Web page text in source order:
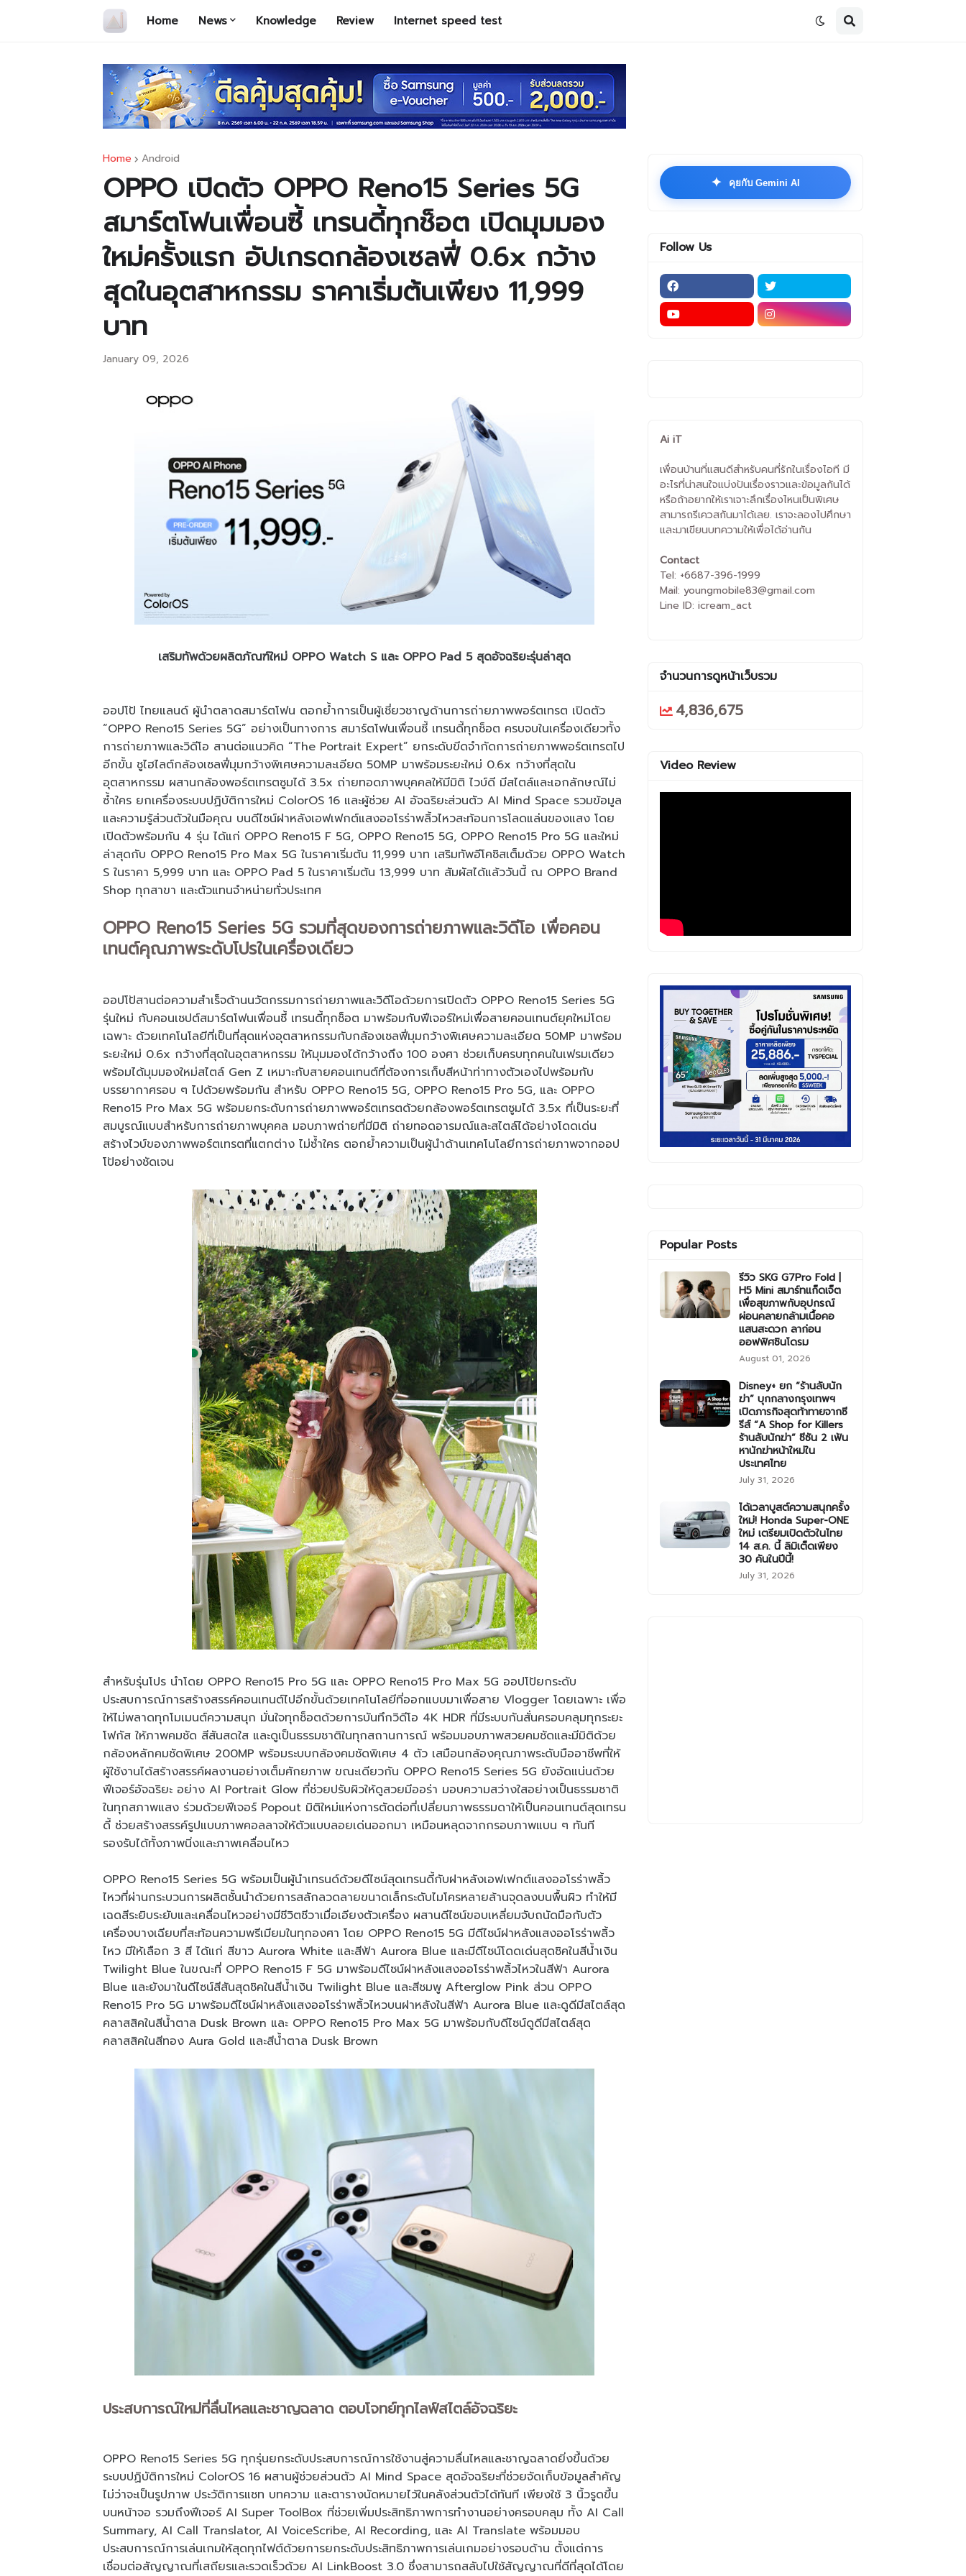
Home News Knowledge Review Internet speed test
Home Android
OPPO เปิดตัว OPPO Reno15 Series 5G
สมาร์ตโฟนเพื่อนซี้ เทรนดี้ทุกช็อต เปิดมุมมอง
ใหม่ครั้งแรก อัปเกรดกล้องเซลฟี่ 0.6x กว้าง
สุดในอุตสาหกรรม ราคาเริ่มต้นเพียง 11,999
บาท
January 09, 2026
เสริมทัพด้วยผลิตภัณฑ์ใหม่ OPPO Watch S และ OPPO Pad 5 สุดอัจฉริยะรุ่นล่าสุด
ออปโป้ ไทยแลนด์ ผู้นำตลาดสมาร์ตโฟน ตอกย้ำการเป็นผู้เชี่ยวชาญด้านการถ่ายภาพพอร์ตเทรต เปิดตัว
“OPPO Reno15 Series 5G” อย่างเป็นทางการ สมาร์ตโฟนเพื่อนซี้ เทรนดี้ทุกช็อต ครบจบในเครื่องเดียวทั้ง
การถ่ายภาพและวิดีโอ สานต่อแนวคิด “The Portrait Expert” ยกระดับขีดจำกัดการถ่ายภาพพอร์ตเทรตไป
อีกขั้น ชูไฮไลต์กล้องเซลฟี่มุมกว้างพิเศษความละเอียด 50MP มาพร้อมระยะใหม่ 0.6x กว้างที่สุดใน
อุตสาหกรรม ผสานกล้องพอร์ตเทรตซูมได้ 3.5x ถ่ายทอดภาพบุคคลให้มีมิติ ไวบ์ดี มีสไตล์และเอกลักษณ์ไม่
ซ้ำใคร ยกเครื่องระบบปฏิบัติการใหม่ ColorOS 16 และผู้ช่วย AI อัจฉริยะส่วนตัว AI Mind Space รวมข้อมูล
และความรู้ส่วนตัวในมือคุณ บนดีไซน์ฝาหลังเอฟเฟกต์แสงออโรร่าพลิ้วไหวสะท้อนการโลดแล่นของแสง โดย
เปิดตัวพร้อมกัน 4 รุ่น ได้แก่ OPPO Reno15 F 5G, OPPO Reno15 5G, OPPO Reno15 Pro 5G และใหม่
ล่าสุดกับ OPPO Reno15 Pro Max 5G ในราคาเริ่มต้น 11,999 บาท เสริมทัพอีโคซิสเต็มด้วย OPPO Watch
S ในราคา 5,999 บาท และ OPPO Pad 5 ในราคาเริ่มต้น 13,999 บาท สัมผัสได้แล้ววันนี้ ณ OPPO Brand
Shop ทุกสาขา และตัวแทนจำหน่ายทั่วประเทศ
OPPO Reno15 Series 5G รวมที่สุดของการถ่ายภาพและวิดีโอ เพื่อคอน
เทนต์คุณภาพระดับโปรในเครื่องเดียว
ออปโป้สานต่อความสำเร็จด้านนวัตกรรมการถ่ายภาพและวิดีโอด้วยการเปิดตัว OPPO Reno15 Series 5G
รุ่นใหม่ กับคอนเซปต์สมาร์ตโฟนเพื่อนซี้ เทรนดี้ทุกช็อต มาพร้อมกับฟีเจอร์ใหม่เพื่อสายคอนเทนต์ยุคใหม่โดย
เฉพาะ ด้วยเทคโนโลยีที่เป็นที่สุดแห่งอุตสาหกรรมกับกล้องเซลฟี่มุมกว้างพิเศษความละเอียด 50MP มาพร้อม
ระยะใหม่ 0.6x กว้างที่สุดในอุตสาหกรรม ให้มุมมองได้กว้างถึง 100 องศา ช่วยเก็บครบทุกคนในเฟรมเดียว
พร้อมได้มุมมองใหม่สไตล์ Gen Z เหมาะกับสายคอนเทนต์ที่ต้องการเก็บสีหน้าท่าทางตัวเองไปพร้อมกับ
บรรยากาศรอบ ๆ ไปด้วยพร้อมกัน สำหรับ OPPO Reno15 5G, OPPO Reno15 Pro 5G, และ OPPO
Reno15 Pro Max 5G พร้อมยกระดับการถ่ายภาพพอร์ตเทรตด้วยกล้องพอร์ตเทรตซูมได้ 3.5x ที่เป็นระยะที่
สมบูรณ์แบบสำหรับการถ่ายภาพบุคคล มอบภาพถ่ายที่มีมิติ ถ่ายทอดอารมณ์และสไตล์ได้อย่างโดดเด่น
สร้างไวบ์ของภาพพอร์ตเทรตที่แตกต่าง ไม่ซ้ำใคร ตอกย้ำความเป็นผู้นำด้านเทคโนโลยีการถ่ายภาพจากออป
โป้อย่างชัดเจน
สำหรับรุ่นโปร นำโดย OPPO Reno15 Pro 5G และ OPPO Reno15 Pro Max 5G ออปโป้ยกระดับ
ประสบการณ์การสร้างสรรค์คอนเทนต์ไปอีกขั้นด้วยเทคโนโลยีที่ออกแบบมาเพื่อสาย Vlogger โดยเฉพาะ เพื่อ
ให้ไม่พลาดทุกโมเมนต์ความสนุก มั่นใจทุกช็อตด้วยการบันทึกวิดีโอ 4K HDR ที่มีระบบกันสั่นครอบคลุมทุกระยะ
โฟกัส ให้ภาพคมชัด สีสันสดใส และดูเป็นธรรมชาติในทุกสถานการณ์ พร้อมมอบภาพสวยคมชัดและมีมิติด้วย
กล้องหลักคมชัดพิเศษ 200MP พร้อมระบบกล้องคมชัดพิเศษ 4 ตัว เสมือนกล้องคุณภาพระดับมืออาชีพที่ให้
ผู้ใช้งานได้สร้างสรรค์ผลงานอย่างเต็มศักยภาพ ขณะเดียวกัน OPPO Reno15 Series 5G ยังอัดแน่นด้วย
ฟีเจอร์อัจฉริยะ อย่าง AI Portrait Glow ที่ช่วยปรับผิวให้ดูสวยมีออร่า มอบความสว่างใสอย่างเป็นธรรมชาติ
ในทุกสภาพแสง ร่วมด้วยฟีเจอร์ Popout มิติใหม่แห่งการตัดต่อที่เปลี่ยนภาพธรรมดาให้เป็นคอนเทนต์สุดเทรน
ดี้ ช่วยสร้างสรรค์รูปแบบภาพคอลลาจให้ตัวแบบลอยเด่นออกมา เหมือนหลุดจากกรอบภาพแบน ๆ ทันที
รองรับได้ทั้งภาพนิ่งและภาพเคลื่อนไหว
OPPO Reno15 Series 5G พร้อมเป็นผู้นำเทรนด์ด้วยดีไซน์สุดเทรนดี้กับฝาหลังเอฟเฟกต์แสงออโรร่าพลิ้ว
ไหวที่ผ่านกระบวนการผลิตชั้นนำด้วยการสลักลวดลายขนาดเล็กระดับไมโครหลายล้านจุดลงบนพื้นผิว ทำให้มี
เฉดสีระยิบระยับและเคลื่อนไหวอย่างมีชีวิตชีวาเมื่อเอียงตัวเครื่อง ผสานดีไซน์ขอบเหลี่ยมจับถนัดมือกับตัว
เครื่องบางเฉียบที่สะท้อนความพรีเมียมในทุกองศา โดย OPPO Reno15 5G มีดีไซน์ฝาหลังแสงออโรร่าพลิ้ว
ไหว มีให้เลือก 3 สี ได้แก่ สีขาว Aurora White และสีฟ้า Aurora Blue และมีดีไซน์โดดเด่นสุดชิคในสีน้ำเงิน
Twilight Blue ในขณะที่ OPPO Reno15 F 5G มาพร้อมดีไซน์ฝาหลังแสงออโรร่าพลิ้วไหวในสีฟ้า Aurora
Blue และยังมาในดีไซน์สีสันสุดชิคในสีน้ำเงิน Twilight Blue และสีชมพู Afterglow Pink ส่วน OPPO
Reno15 Pro 5G มาพร้อมดีไซน์ฝาหลังแสงออโรร่าพลิ้วไหวบนฝาหลังในสีฟ้า Aurora Blue และดูดีมีสไตล์สุด
คลาสสิคในสีน้ำตาล Dusk Brown และ OPPO Reno15 Pro Max 5G มาพร้อมกับดีไซน์ดูดีมีสไตล์สุด
คลาสสิคในสีทอง Aura Gold และสีน้ำตาล Dusk Brown
ประสบการณ์ใหม่ที่ลื่นไหลและชาญฉลาด ตอบโจทย์ทุกไลฟ์สไตล์อัจฉริยะ
OPPO Reno15 Series 5G ทุกรุ่นยกระดับประสบการณ์การใช้งานสู่ความลื่นไหลและชาญฉลาดยิ่งขึ้นด้วย
ระบบปฏิบัติการใหม่ ColorOS 16 ผสานผู้ช่วยส่วนตัว AI Mind Space สุดอัจฉริยะที่ช่วยจัดเก็บข้อมูลสำคัญ
ไม่ว่าจะเป็นรูปภาพ ประวัติการแชท บทความ และตารางนัดหมายไว้ในคลังส่วนตัวได้ทันที เพียงใช้ 3 นิ้วรูดขึ้น
บนหน้าจอ รวมถึงฟีเจอร์ AI Super ToolBox ที่ช่วยเพิ่มประสิทธิภาพการทำงานอย่างครอบคลุม ทั้ง AI Call
Summary, AI Call Translator, AI VoiceScribe, AI Recording, และ AI Translate พร้อมมอบ
ประสบการณ์การเล่นเกมให้สุดทุกไฟต์ด้วยการยกระดับประสิทธิภาพการเล่นเกมอย่างรอบด้าน ตั้งแต่การ
เชื่อมต่อสัญญาณที่เสถียรและรวดเร็วด้วย AI LinkBoost 3.0 ซึ่งสามารถสลับไปใช้สัญญาณที่ดีที่สุดได้โดย
✦ คุยกับ Gemini AI
Follow Us
Ai iT
เพื่อนบ้านที่แสนดีสำหรับคนที่รักในเรื่องไอที มี
อะไรที่น่าสนใจแบ่งปันเรื่องราวและข้อมูลกันได้
หรือถ้าอยากให้เราเจาะลึกเรื่องไหนเป็นพิเศษ
สามารถรีเควสกันมาได้เลย. เราจะลองไปศึกษา
และมาเขียนบทความให้เพื่อได้อ่านกัน
Contact
Tel: +6687-396-1999
Mail: youngmobile83@gmail.com
Line ID: icream_act
จำนวนการดูหน้าเว็บรวม
4,836,675
Video Review
Popular Posts
รีวิว SKG G7Pro Fold |
H5 Mini สมาร์ทแก็ดเจ็ต
เพื่อสุขภาพกับอุปกรณ์
ผ่อนคลายกล้ามเนื้อคอ
แสนสะดวก ลาก่อน
ออฟฟิศซินโดรม
August 01, 2026
Disney+ ยก “ร้านลับนัก
ฆ่า” บุกกลางกรุงเทพฯ
เปิดภารกิจสุดท้าทายจากซี
รีส์ “A Shop for Killers
ร้านลับนักฆ่า” ซีซัน 2 เฟ้น
หานักฆ่าหน้าใหม่ใน
ประเทศไทย
July 31, 2026
ได้เวลาบูสต์ความสนุกครั้ง
ใหม่! Honda Super-ONE
ใหม่ เตรียมเปิดตัวในไทย
14 ส.ค. นี้ ลิมิเต็ดเพียง
30 คันในปีนี้!
July 31, 2026